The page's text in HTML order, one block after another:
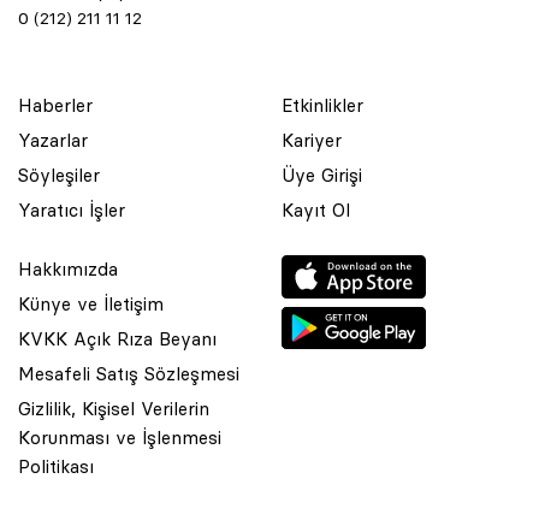
0 (212) 211 11 12
Haberler
Yazarlar
Söyleşiler
Yaratıcı İşler
Etkinlikler
Kariyer
Üye Girişi
Kayıt Ol
Hakkımızda
Künye ve İletişim
KVKK Açık Rıza Beyanı
Mesafeli Satış Sözleşmesi
Gizlilik, Kişisel Verilerin
Korunması ve İşlenmesi
Politikası
© 2001 Rota Yayın Yapım Tanıtım Tic. Ltd. Şti. Bu Sitede Bulunan